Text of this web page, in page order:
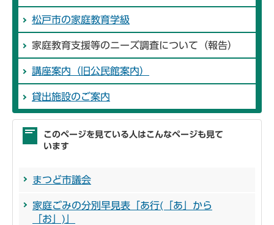
松戸市の家庭教育学級
家庭教育支援等のニーズ調査について（報告）
講座案内（旧公民館案内）
貸出施設のご案内
このページを見ている人はこんなページも見て
います
まつど市議会
家庭ごみの分別早見表「あ行(「あ」から
「お」)」